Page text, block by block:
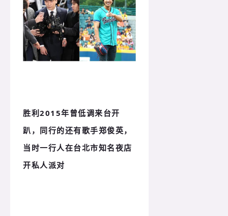
胜利2015年曾低调来台开
趴，同行的还有歌手郑俊英，
当时一行人在台北市知名夜店
开私人派对